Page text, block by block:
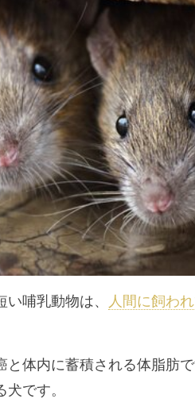
哺乳動物は、 人間に飼わ
と体内に蓄積される体脂肪
です。